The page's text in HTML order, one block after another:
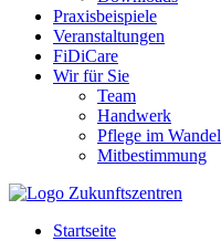
Praxisbeispiele
Veranstaltungen
FiDiCare
Wir für Sie
Team
Handwerk
Pflege im Wandel
Mitbestimmung
Startseite